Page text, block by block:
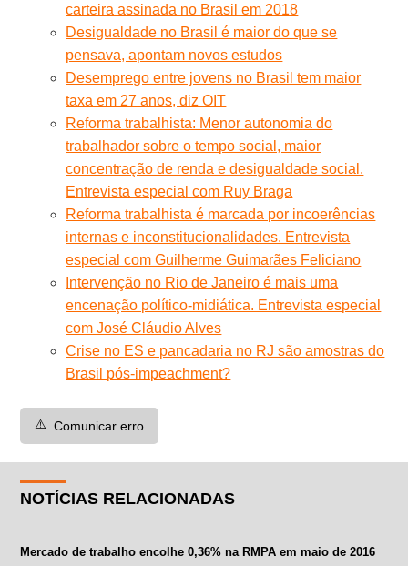
carteira assinada no Brasil em 2018
Desigualdade no Brasil é maior do que se
pensava, apontam novos estudos
Desemprego entre jovens no Brasil tem maior
taxa em 27 anos, diz OIT
Reforma trabalhista: Menor autonomia do
trabalhador sobre o tempo social, maior
concentração de renda e desigualdade social.
Entrevista especial com Ruy Braga
Reforma trabalhista é marcada por incoerências
internas e inconstitucionalidades. Entrevista
especial com Guilherme Guimarães Feliciano
Intervenção no Rio de Janeiro é mais uma
encenação político-midiática. Entrevista especial
com José Cláudio Alves
Crise no ES e pancadaria no RJ são amostras do
Brasil pós-impeachment?
⚠️ Comunicar erro
NOTÍCIAS RELACIONADAS
Mercado de trabalho encolhe 0,36% na RMPA em maio de 2016